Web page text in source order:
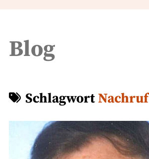
Blog
SchlagwortNachruf